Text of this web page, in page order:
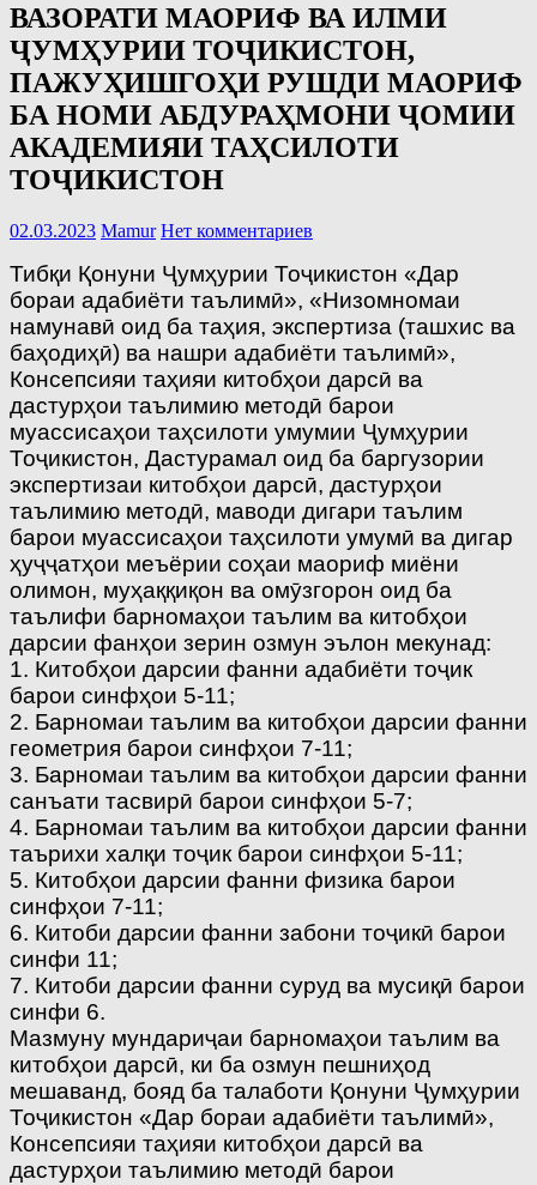
ВАЗОРАТИ МАОРИФ ВА ИЛМИ
ҶУМҲУРИИ ТОҶИКИСТОН,
ПАЖУҲИШГОҲИ РУШДИ МАОРИФ
БА НОМИ АБДУРАҲМОНИ ҶОМИИ
AКАДЕМИЯИ ТАҲСИЛОТИ
TОҶИКИСТОН
02.03.2023 Mamur Нет комментариев
Тибқи Қонуни Ҷумҳурии Тоҷикистон «Дар
бораи адабиёти таълимӣ», «Низомномаи
намунавӣ оид ба таҳия, экспертиза (ташхис ва
баҳодиҳӣ) ва нашри адабиёти таълимӣ»,
Консепсияи таҳияи китобҳои дарсӣ ва
дастурҳои таълимию методӣ барои
муассисаҳои таҳсилоти умумии Ҷумҳурии
Тоҷикистон, Дастурамал оид ба баргузории
экспертизаи китобҳои дарсӣ, дастурҳои
таълимию методӣ, маводи дигари таълим
барои муассисаҳои таҳсилоти умумӣ ва дигар
ҳуҷҷатҳои меъёрии соҳаи маориф миёни
олимон, муҳаққиқон ва омӯзгорон оид ба
таълифи барномаҳои таълим ва китобҳои
дарсии фанҳои зерин озмун эълон мекунад:
1. Китобҳои дарсии фанни адабиёти тоҷик
барои синфҳои 5-11;
2. Барномаи таълим ва китобҳои дарсии фанни
геометрия барои синфҳои 7-11;
3. Барномаи таълим ва китобҳои дарсии фанни
санъати тасвирӣ барои синфҳои 5-7;
4. Барномаи таълим ва китобҳои дарсии фанни
таърихи халқи тоҷик барои синфҳои 5-11;
5. Китобҳои дарсии фанни физика барои
синфҳои 7-11;
6. Китоби дарсии фанни забони тоҷикӣ барои
синфи 11;
7. Китоби дарсии фанни суруд ва мусиқӣ барои
синфи 6.
Мазмуну мундариҷаи барномаҳои таълим ва
китобҳои дарсӣ, ки ба озмун пешниҳод
мешаванд, бояд ба талаботи Қонуни Ҷумҳурии
Тоҷикистон «Дар бораи адабиёти таълимӣ»,
Консепсияи таҳияи китобҳои дарсӣ ва
дастурҳои таълимию методӣ барои